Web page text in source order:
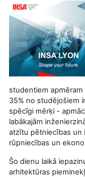
studentiem
35% no studējošiem
spēcīgi mērķi -
labākajām
atzītu pētniecības un
rūpniecības un
Šo dienu laikā
arhitektūras